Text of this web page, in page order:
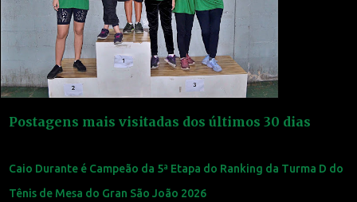
Postagens mais visitadas dos últimos 30 dias
Caio Durante é Campeão da 5ª Etapa do Ranking da Turma D do
Tênis de Mesa do Gran São João 2026